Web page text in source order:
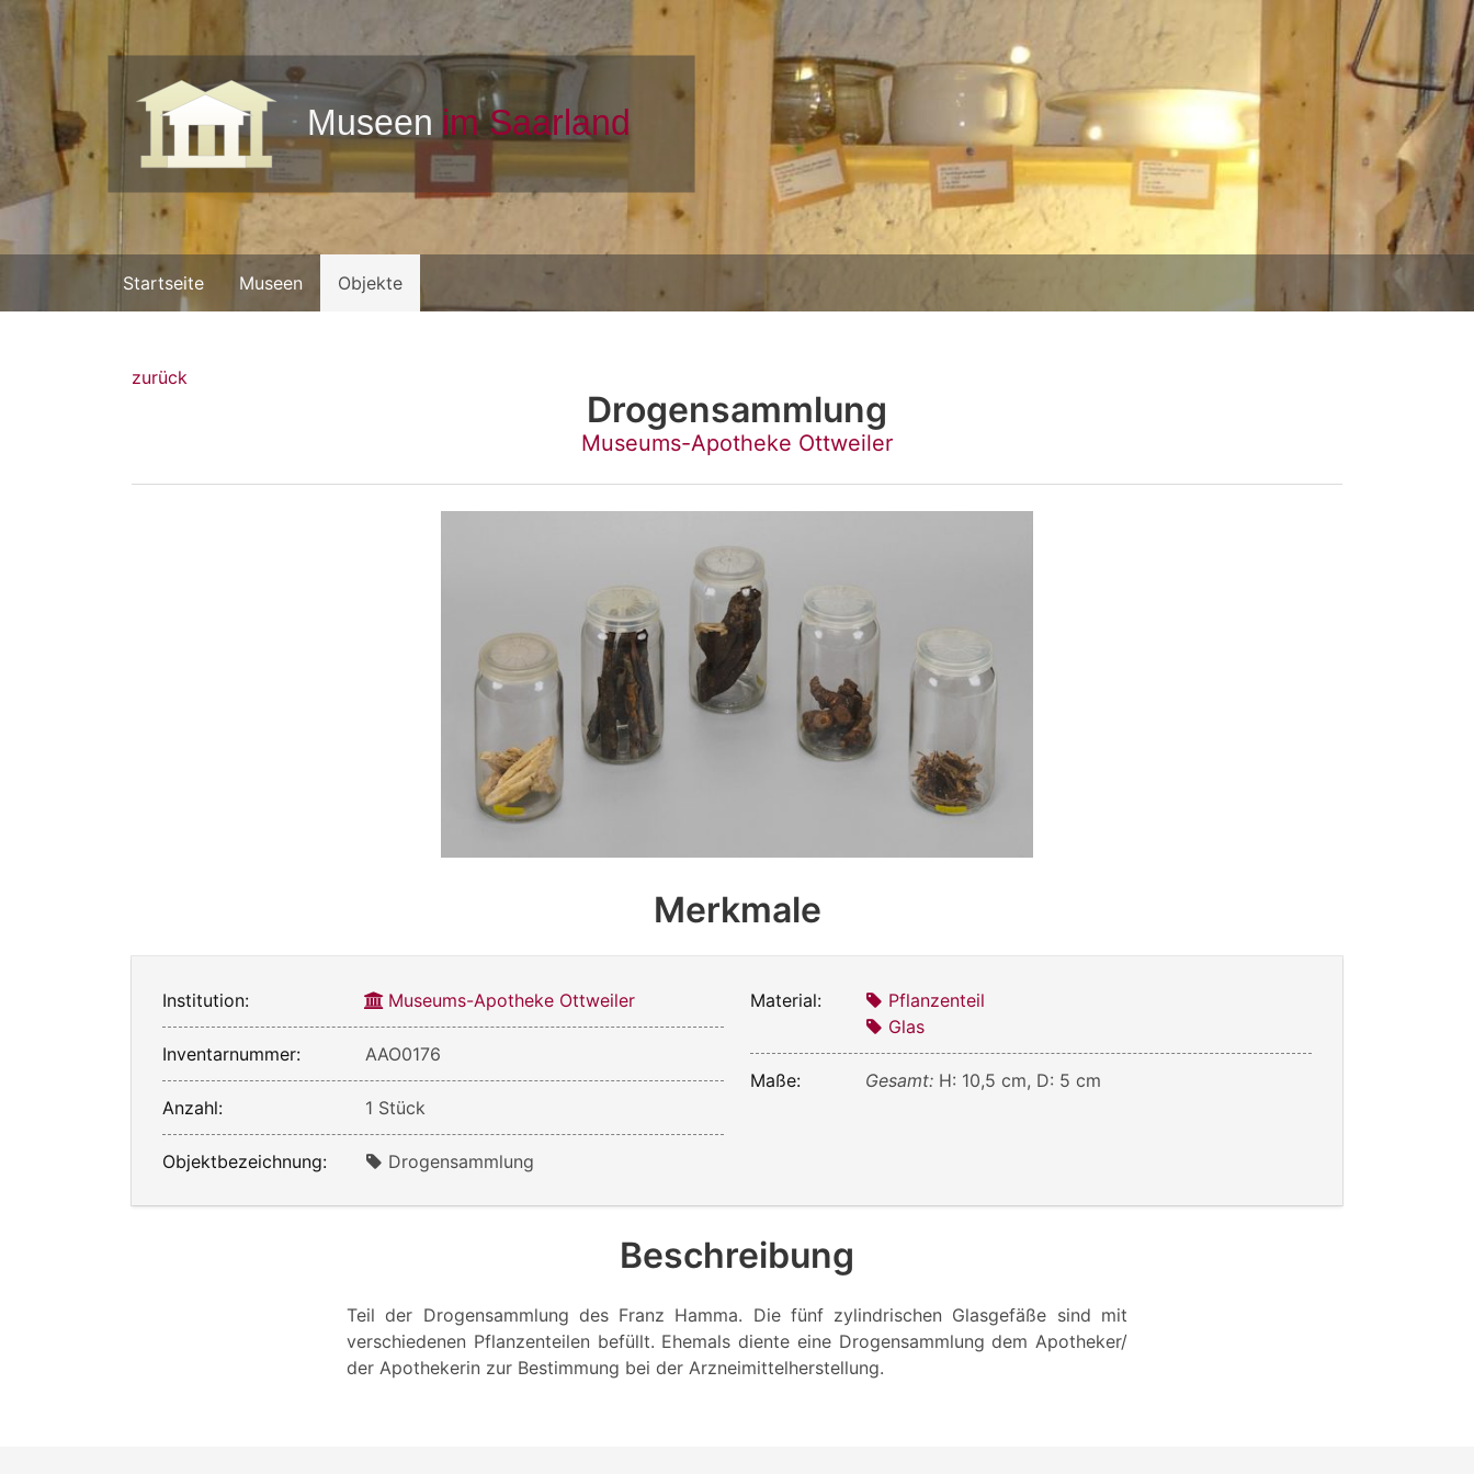
Startseite Museen Objekte
zurück
Drogensammlung
Museums-Apotheke Ottweiler
Merkmale
Institution: Museums-Apotheke Ottweiler
Inventarnummer: AAO0176
Anzahl: 1 Stück
Objektbezeichnung: Drogensammlung
Material:
Pflanzenteil
Glas
Maße: Gesamt: H: 10,5 cm, D: 5 cm
Beschreibung
Teil der Drogensammlung des Franz Hamma. Die fünf zylindrischen Glasgefäße sind mit
verschiedenen Pflanzenteilen befüllt. Ehemals diente eine Drogensammlung dem Apotheker/
der Apothekerin zur Bestimmung bei der Arzneimittelherstellung.